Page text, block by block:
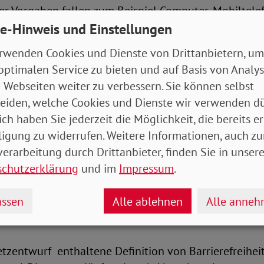
Vorgaben fallen zum Beispiel Computer,
und Fahrscheinautomaten. Von den
unter anderem auch Bankgeschäfte oder
Neuerungen erst ab Sommer 2025 in Kraft.
blieben vorerst weiter in Betrieb
in seiner Stellungnahme zu dem Gesetzentwurf
Demnach wären selbst 2029 noch
Standards zur Barrierefreiheit erfüllen. Einzelne
könnten sogar noch bis zum Jahr 2035
fremde Hilfe erreichen und nutzen
enthaltene Definition von
Hinweis und Einstellungen
Cookies und Dienste von Drittanbietern,
Service zu bieten und auf Basis von
Webseiten weiter zu verbessern. Sie können selbst
welche Cookies und Dienste wir verwenden
haben Sie jederzeit die Möglichkeit, die bereits
zu widerrufen. Weitere Informationen, auch
durch Drittanbieter, finden Sie in
und im Impressum.
Alle ablehnen Alle